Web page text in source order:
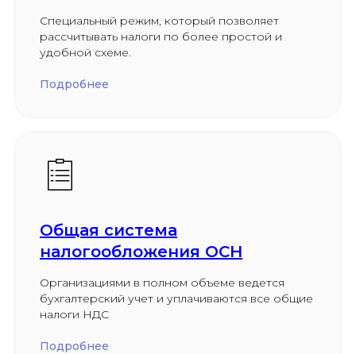
Специальный режим, который позволяет
рассчитывать налоги по более простой и
удобной схеме.
Подробнее
Общая система
налогообложения ОСН
Организациями в полном объеме ведется
бухгалтерский учет и уплачиваются все общие
налоги НДС
Подробнее